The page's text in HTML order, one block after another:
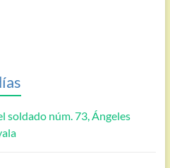
soldado núm. 73, Ángeles